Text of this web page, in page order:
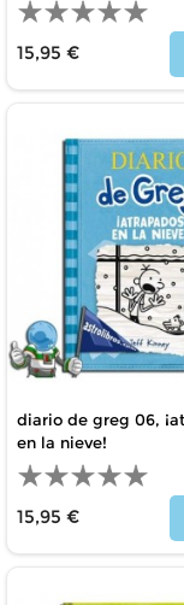
15,95 €
diario de greg 06,
en la nieve!
15,95 €